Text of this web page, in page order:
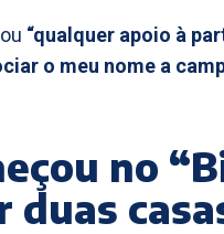
“qualquer apoio à
o meu nome a
no
duas